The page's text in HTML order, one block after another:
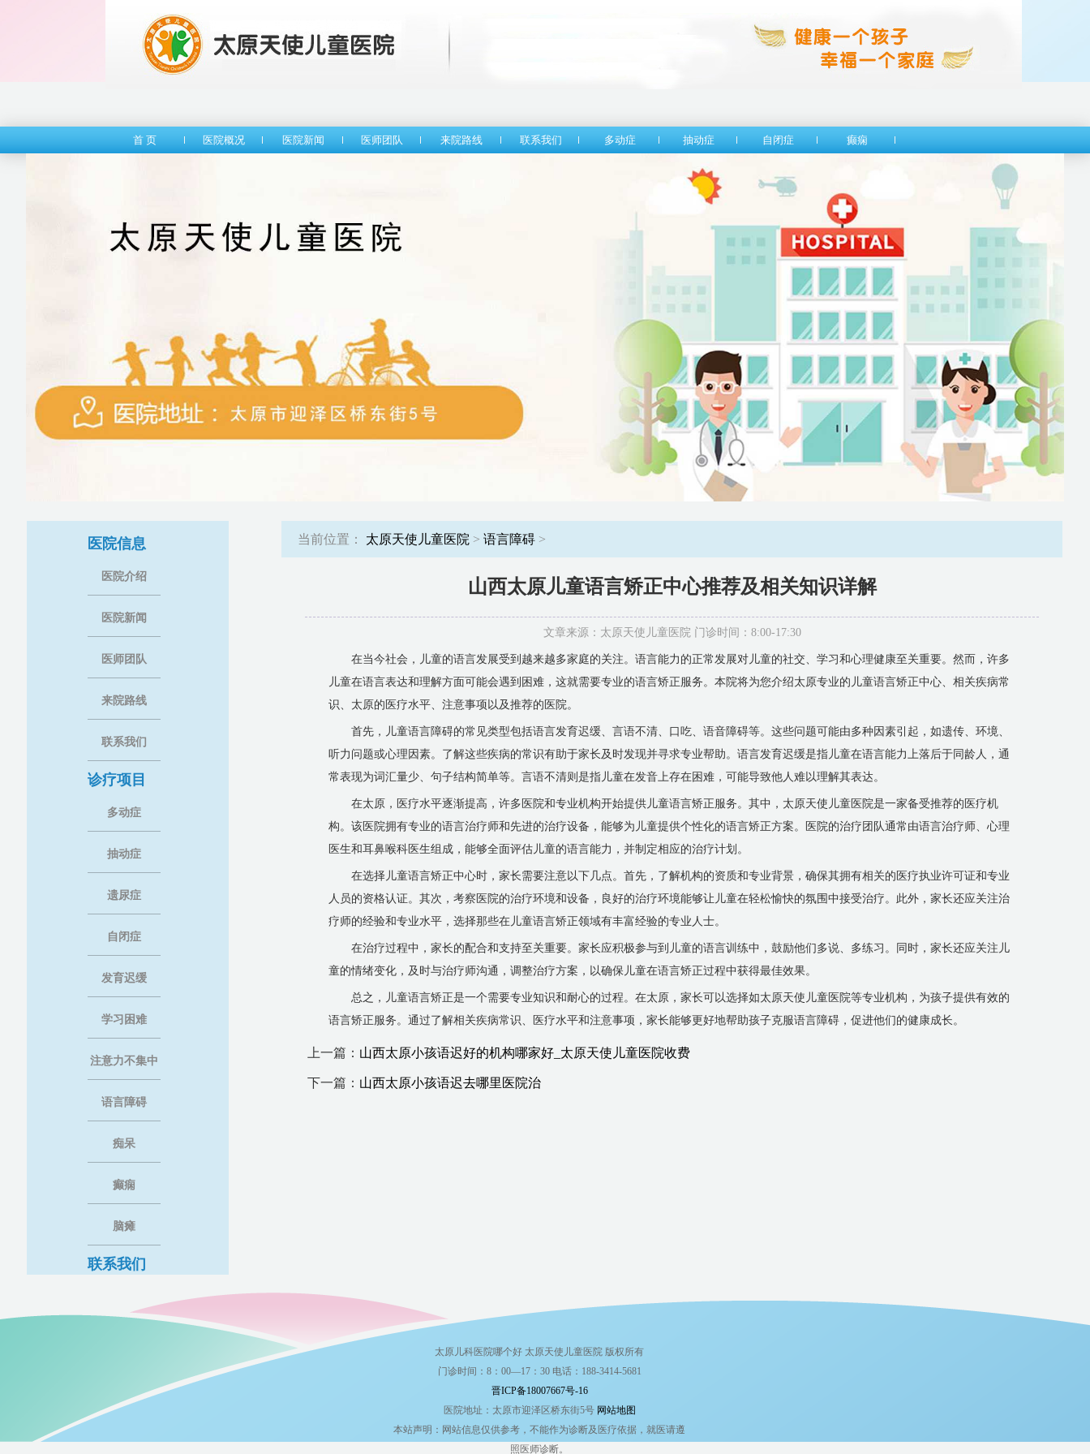
首 页 医院概况 医院新闻 医师团队 来院路线 联系我们 多动症 抽动症 自闭症 癫痫
医院信息
医院介绍
医院新闻
医师团队
来院路线
联系我们
诊疗项目
多动症
抽动症
遗尿症
自闭症
发育迟缓
学习困难
注意力不集中
语言障碍
痴呆
癫痫
脑瘫
联系我们
当前位置： 太原天使儿童医院 > 语言障碍 >
山西太原儿童语言矫正中心推荐及相关知识详解
文章来源：太原天使儿童医院 门诊时间：8:00-17:30
在当今社会，儿童的语言发展受到越来越多家庭的关注。语言能力的正常发展对儿童的社交、学习和心理健康至关重要。然而，许多
儿童在语言表达和理解方面可能会遇到困难，这就需要专业的语言矫正服务。本院将为您介绍太原专业的儿童语言矫正中心、相关疾病常
识、太原的医疗水平、注意事项以及推荐的医院。
首先，儿童语言障碍的常见类型包括语言发育迟缓、言语不清、口吃、语音障碍等。这些问题可能由多种因素引起，如遗传、环境、
听力问题或心理因素。了解这些疾病的常识有助于家长及时发现并寻求专业帮助。语言发育迟缓是指儿童在语言能力上落后于同龄人，通
常表现为词汇量少、句子结构简单等。言语不清则是指儿童在发音上存在困难，可能导致他人难以理解其表达。
在太原，医疗水平逐渐提高，许多医院和专业机构开始提供儿童语言矫正服务。其中，太原天使儿童医院是一家备受推荐的医疗机
构。该医院拥有专业的语言治疗师和先进的治疗设备，能够为儿童提供个性化的语言矫正方案。医院的治疗团队通常由语言治疗师、心理
医生和耳鼻喉科医生组成，能够全面评估儿童的语言能力，并制定相应的治疗计划。
在选择儿童语言矫正中心时，家长需要注意以下几点。首先，了解机构的资质和专业背景，确保其拥有相关的医疗执业许可证和专业
人员的资格认证。其次，考察医院的治疗环境和设备，良好的治疗环境能够让儿童在轻松愉快的氛围中接受治疗。此外，家长还应关注治
疗师的经验和专业水平，选择那些在儿童语言矫正领域有丰富经验的专业人士。
在治疗过程中，家长的配合和支持至关重要。家长应积极参与到儿童的语言训练中，鼓励他们多说、多练习。同时，家长还应关注儿
童的情绪变化，及时与治疗师沟通，调整治疗方案，以确保儿童在语言矫正过程中获得最佳效果。
总之，儿童语言矫正是一个需要专业知识和耐心的过程。在太原，家长可以选择如太原天使儿童医院等专业机构，为孩子提供有效的
语言矫正服务。通过了解相关疾病常识、医疗水平和注意事项，家长能够更好地帮助孩子克服语言障碍，促进他们的健康成长。
上一篇： 山西太原小孩语迟好的机构哪家好_太原天使儿童医院收费
下一篇： 山西太原小孩语迟去哪里医院治
太原儿科医院哪个好 太原天使儿童医院 版权所有
门诊时间：8：00—17：30 电话：188-3414-5681
晋ICP备18007667号-16
医院地址：太原市迎泽区桥东街5号 网站地图
本站声明：网站信息仅供参考，不能作为诊断及医疗依据，就医请遵
照医师诊断。